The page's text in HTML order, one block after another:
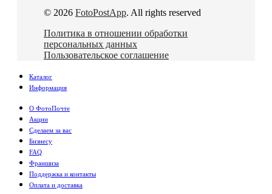
© 2026 FotoPostApp. All rights reserved
Политика в отношении обработки
персональных данных
Пользовательское соглашение
Каталог
Информация
О ФотоПочте
Акции
Сделаем за вас
Бизнесу
FAQ
Франшиза
Поддержка и контакты
Оплата и доставка